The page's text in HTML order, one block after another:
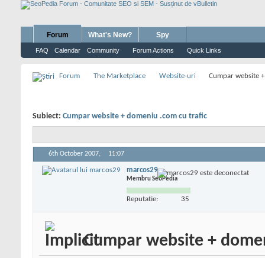
Forum
FAQ Calendar Community Forum Actions Quick Links
What's New? Spy
Forum The Marketplace Website-uri Cumpar website
Subiect: Cumpar website + domeniu .com cu trafic
6th October 2007, 11:07
marcos29
Membru SeoPedia
Reputatie: 35
Cumpar website +